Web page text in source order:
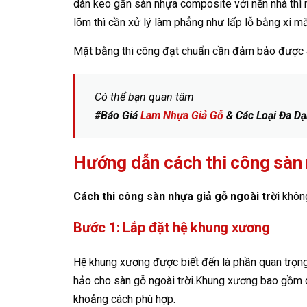
dán keo gắn sàn nhựa composite với nền nhà
lõm thì cần xử lý làm phẳng như lấp lỗ bằng xi
Mặt bằng thi công đạt chuẩn cần đảm bảo được
Có thể bạn quan tâm
#Báo Giá Lam Nhựa Giả Gỗ & Các Loại Đa
Hướng dẫn cách thi công
Cách thi công sàn nhựa giả gỗ ngoài trời
Bước 1: Lắp đặt hệ khung xương
Hệ khung xương được biết đến là phần quan
hảo cho sàn gỗ ngoài trời.Khung xương bao
khoảng cách phù hợp.